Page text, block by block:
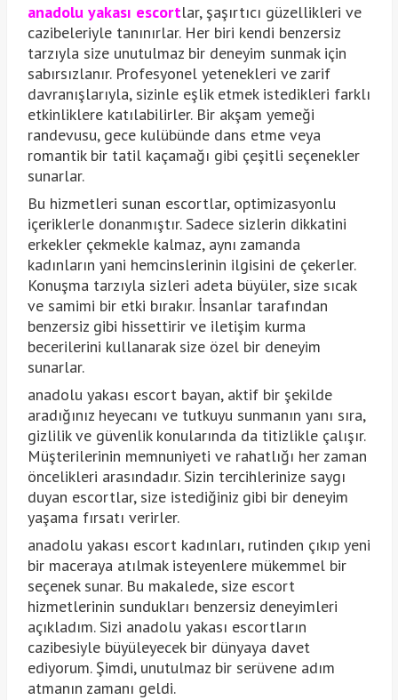
anadolu yakası escortlar, şaşırtıcı güzellikleri ve
cazibeleriyle tanınırlar. Her biri kendi benzersiz
tarzıyla size unutulmaz bir deneyim sunmak için
sabırsızlanır. Profesyonel yetenekleri ve zarif
davranışlarıyla, sizinle eşlik etmek istedikleri farklı
etkinliklere katılabilirler. Bir akşam yemeği
randevusu, gece kulübünde dans etme veya
romantik bir tatil kaçamağı gibi çeşitli seçenekler
sunarlar.
Bu hizmetleri sunan escortlar, optimizasyonlu
içeriklerle donanmıştır. Sadece sizlerin dikkatini
erkekler çekmekle kalmaz, aynı zamanda
kadınların yani hemcinslerinin ilgisini de çekerler.
Konuşma tarzıyla sizleri adeta büyüler, size sıcak
ve samimi bir etki bırakır. İnsanlar tarafından
benzersiz gibi hissettirir ve iletişim kurma
becerilerini kullanarak size özel bir deneyim
sunarlar.
anadolu yakası escort bayan, aktif bir şekilde
aradığınız heyecanı ve tutkuyu sunmanın yanı sıra,
gizlilik ve güvenlik konularında da titizlikle çalışır.
Müşterilerinin memnuniyeti ve rahatlığı her zaman
öncelikleri arasındadır. Sizin tercihlerinize saygı
duyan escortlar, size istediğiniz gibi bir deneyim
yaşama fırsatı verirler.
anadolu yakası escort kadınları, rutinden çıkıp yeni
bir maceraya atılmak isteyenlere mükemmel bir
seçenek sunar. Bu makalede, size escort
hizmetlerinin sundukları benzersiz deneyimleri
açıkladım. Sizi anadolu yakası escortların
cazibesiyle büyüleyecek bir dünyaya davet
ediyorum. Şimdi, unutulmaz bir serüvene adım
atmanın zamanı geldi.